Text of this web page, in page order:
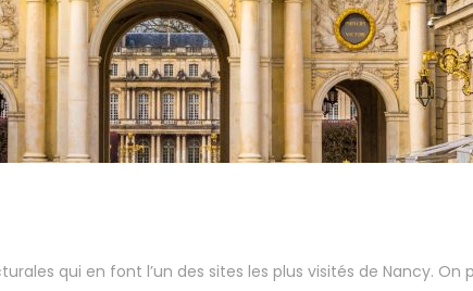
qui en font l’un des sites les plus visités de Nancy.